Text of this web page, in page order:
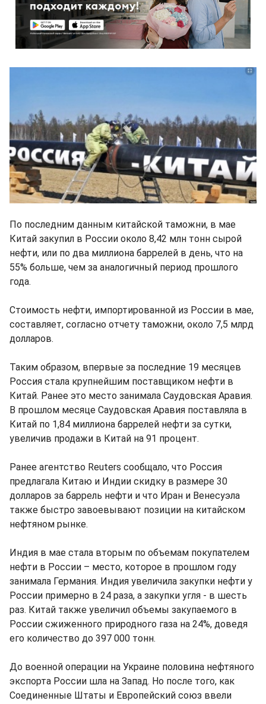
По последним данным китайской таможни, в мае
Китай закупил в России около 8,42 млн тонн сырой
нефти, или по два миллиона баррелей в день, что на
55% больше, чем за аналогичный период прошлого
года.
Стоимость нефти, импортированной из России в мае,
составляет, согласно отчету таможни, около 7,5 млрд
долларов.
Таким образом, впервые за последние 19 месяцев
Россия стала крупнейшим поставщиком нефти в
Китай. Ранее это место занимала Саудовская Аравия.
В прошлом месяце Саудовская Аравия поставляла в
Китай по 1,84 миллиона баррелей нефти за сутки,
увеличив продажи в Китай на 91 процент.
Ранее агентство Reuters сообщало, что Россия
предлагала Китаю и Индии скидку в размере 30
долларов за баррель нефти и что Иран и Венесуэла
также быстро завоевывают позиции на китайском
нефтяном рынке.
Индия в мае стала вторым по объемам покупателем
нефти в России – место, которое в прошлом году
занимала Германия. Индия увеличила закупки нефти у
России примерно в 24 раза, а закупки угля - в шесть
раз. Китай также увеличил объемы закупаемого в
России сжиженного природного газа на 24%, доведя
его количество до 397 000 тонн.
До военной операции на Украине половина нефтяного
экспорта России шла на Запад. Но после того, как
Соединенные Штаты и Европейский союз ввели